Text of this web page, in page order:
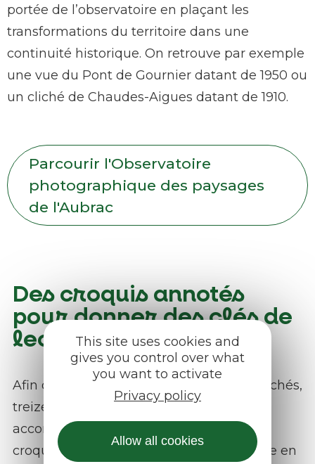
portée de l’observatoire en plaçant les
transformations du territoire dans une
continuité historique. On retrouve par exemple
une vue du Pont de Gournier datant de 1950 ou
un cliché de Chaudes-Aigues datant de 1910.
Parcourir l'Observatoire
photographique des paysages
de l'Aubrac
Des croquis annotés
pour donner des clés de
lecture
Afin de faciliter la compréhension des clichés,
treize prises de vue sont désormais
accompagnées de croquis annotés. Ces
croquis sont accessibles sur la plateforme en
This site uses cookies and
gives you control over what
you want to activate
Privacy policy
Allow all cookies